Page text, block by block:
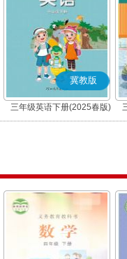
冀教版
三年级英语下册(2025春版)
(三年级起点)